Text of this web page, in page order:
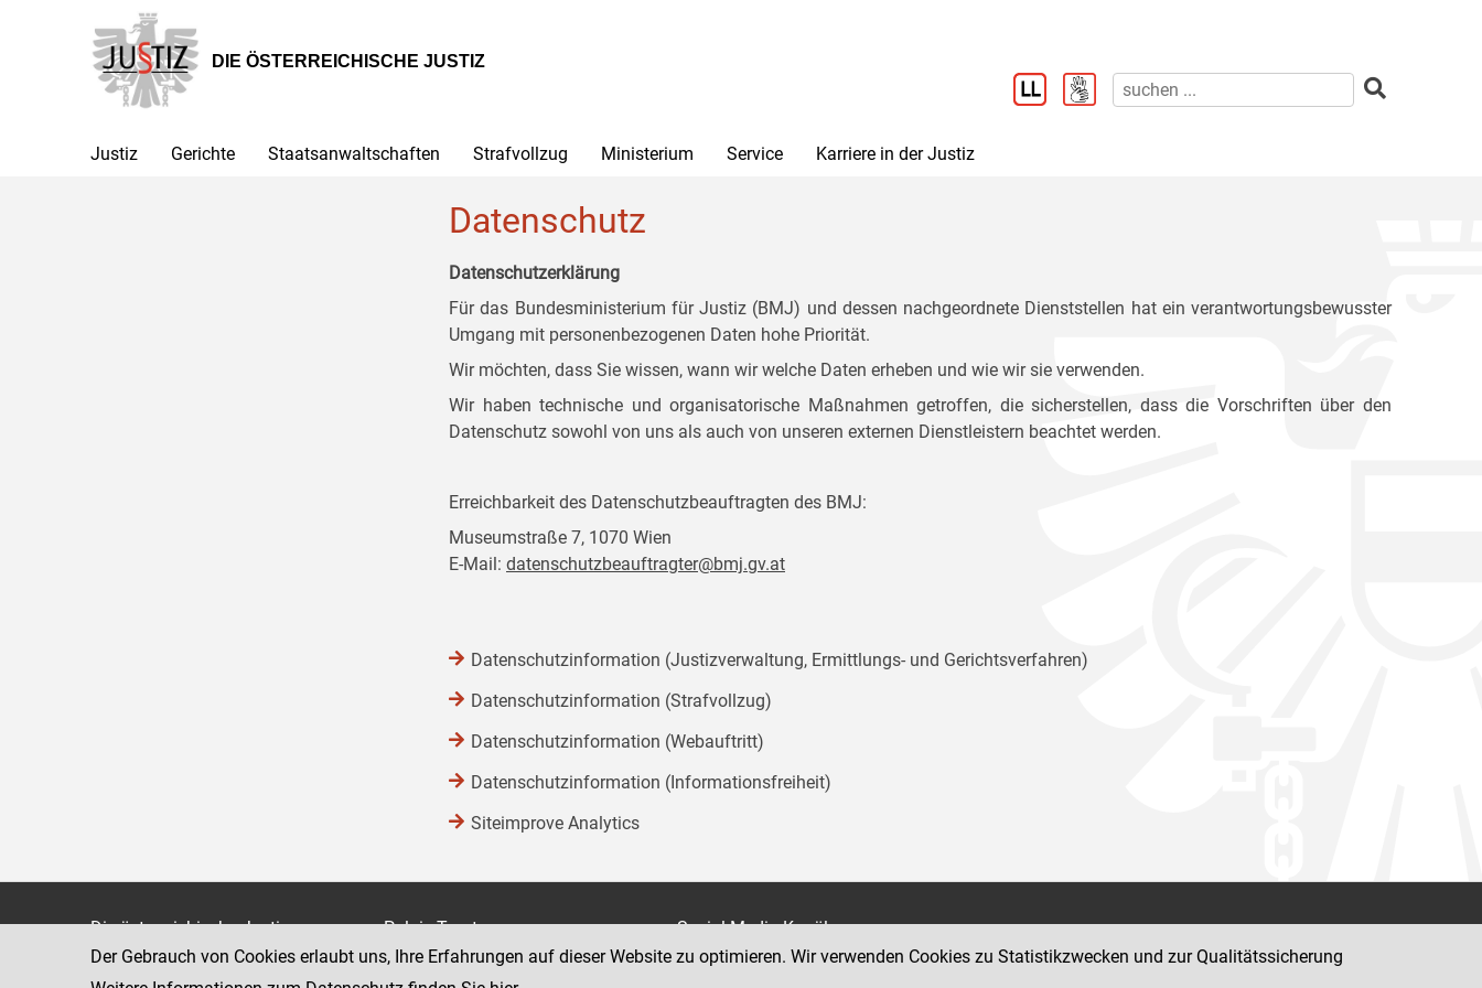
Hauptnavigation
[1]
Inhalt
[2]
Untermenü
[3]
DIE ÖSTERREICHISCHE JUSTIZ
Justiz Gerichte Staatsanwaltschaften Strafvollzug Ministerium Service Karriere in der Justiz
Datenschutz
Datenschutzerklärung
Für das Bundesministerium für Justiz (BMJ) und dessen nachgeordnete Dienststellen hat ein verantwortungsbewusster
Umgang mit personenbezogenen Daten hohe Priorität.
Wir möchten, dass Sie wissen, wann wir welche Daten erheben und wie wir sie verwenden.
Wir haben technische und organisatorische Maßnahmen getroffen, die sicherstellen, dass die Vorschriften über den
Datenschutz sowohl von uns als auch von unseren externen Dienstleistern beachtet werden.
Erreichbarkeit des Datenschutzbeauftragten des BMJ:
Museumstraße 7, 1070 Wien
E-Mail: datenschutzbeauftragter@bmj.gv.at
Datenschutzinformation (Justizverwaltung, Ermittlungs- und Gerichtsverfahren)
Datenschutzinformation (Strafvollzug)
Datenschutzinformation (Webauftritt)
Datenschutzinformation (Informationsfreiheit)
Siteimprove Analytics
Die österreichische Justiz
Bundesministerium für Justiz
Palais Trautson
Museumstraße 7
1070 Wien
Social Media Kanäle
der Justiz und des BMJ
Der Gebrauch von Cookies erlaubt uns, Ihre Erfahrungen auf dieser Website zu optimieren. Wir verwenden Cookies zu Statistikzwecken und zur Qualitätssicherung